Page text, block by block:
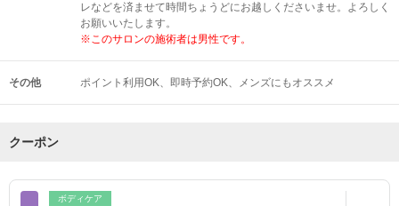
レなどを済ませて時間ちょうどにお越しくださいませ。よろしく
お願いいたします。
※このサロンの施術者は男性です。
その他 ポイント利用OK 即時予約OK メンズにもオススメ
クーポン
ボディケア